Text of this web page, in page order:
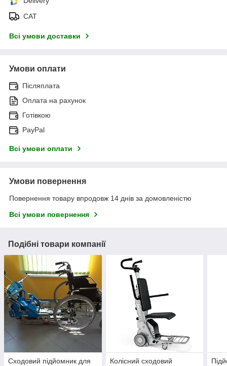
САТ
Всі умови доставки
Умови оплати
Післяплата
Оплата на рахунок
Готівкою
PayPal
Всі умови оплати
Умови повернення
Повернення товару впродовж 14 днів за домовленістю
Всі умови повернення
Подібні товари компанії
Сходовий підйомник для
Колісний сходовий